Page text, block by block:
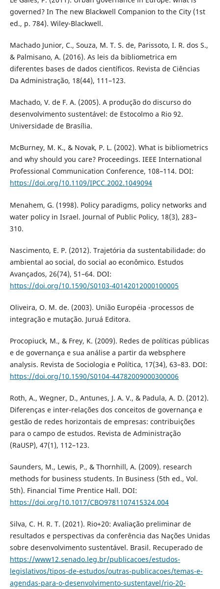
governed? In The new Blackwell Companion to the City (1st
ed., p. 784). Wiley-Blackwell.
Machado Junior, C., Souza, M. T. S. de, Parissoto, I. R. dos S.,
& Palmisano, A. (2016). As leis da bibliometrica em
diferentes bases de dados científicos. Revista de Ciências
Da Administração, 18(44), 111–123.
Machado, V. de F. A. (2005). A produção do discurso do
desenvolvimento sustentável: de Estocolmo a Rio 92.
Universidade de Brasília.
McBurney, M. K., & Novak, P. L. (2002). What is bibliometrics
and why should you care? Proceedings. IEEE International
Professional Communication Conference, 108–114. DOI:
https://doi.org/10.1109/IPCC.2002.1049094
Menahem, G. (1998). Policy paradigms, policy networks and
water policy in Israel. Journal of Public Policy, 18(3), 283–
310.
Nascimento, E. P. (2012). Trajetória da sustentabilidade: do
ambiental ao social, do social ao econômico. Estudos
Avançados, 26(74), 51–64. DOI:
https://doi.org/10.1590/S0103-40142012000100005
Oliveira, O. M. de. (2003). União Européia -processos de
integração e mutação. Juruá Editora.
Procopiuck, M., & Frey, K. (2009). Redes de políticas públicas
e de governança e sua análise a partir da websphere
analysis. Revista de Sociologia e Política, 17(34), 63–83. DOI:
https://doi.org/10.1590/S0104-44782009000300006
Roth, A., Wegner, D., Antunes, J. A. V., & Padula, A. D. (2012).
Diferenças e inter-relações dos conceitos de governança e
gestão de redes horizontais de empresas: contribuições
para o campo de estudos. Revista de Administração
(RaUSP), 47(1), 112–123.
Saunders, M., Lewis, P., & Thornhill, A. (2009). research
methods for business students. In Business (5th ed., Vol.
5th). Financial Time Prentice Hall. DOI:
https://doi.org/10.1017/CBO9781107415324.004
Silva, C. H. R. T. (2021). Rio+20: Avaliação preliminar de
resultados e perspectivas da conferência das Nações Unidas
sobre desenvolvimento sustentável. Brasil. Recuperado de
https://www12.senado.leg.br/publicacoes/estudos-
legislativos/tipos-de-estudos/outras-publicacoes/temas-e-
agendas-para-o-desenvolvimento-sustentavel/rio-20-